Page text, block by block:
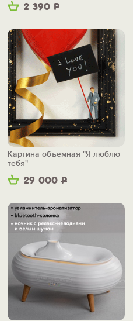
2 390 Р
29 000 Р
Картина объемная "Я люблю
тебя"